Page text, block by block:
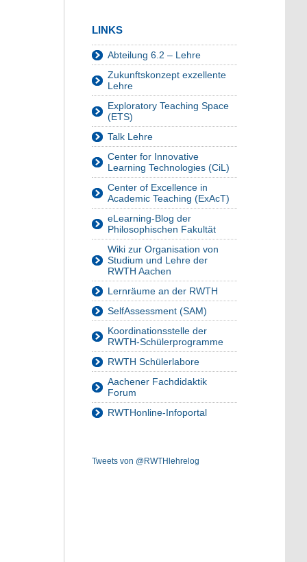
LINKS
Abteilung 6.2 – Lehre
Zukunftskonzept exzellente
Lehre
Exploratory Teaching Space
(ETS)
Talk Lehre
Center for Innovative
Learning Technologies (CiL)
Center of Excellence in
Academic Teaching (ExAcT)
eLearning-Blog der
Philosophischen Fakultät
Wiki zur Organisation von
Studium und Lehre der
RWTH Aachen
Lernräume an der RWTH
SelfAssessment (SAM)
Koordinationsstelle der
RWTH-Schülerprogramme
RWTH Schülerlabore
Aachener Fachdidaktik
Forum
RWTHonline-Infoportal
Tweets von @RWTHlehrelog